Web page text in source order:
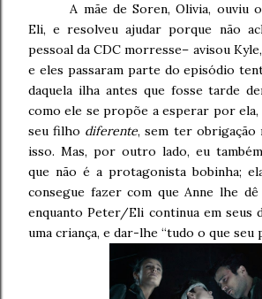
A mãe de Soren, Olivia, ouviu
Eli, e resolveu ajudar porque não
pessoal da CDC morresse– avisou
e eles passaram parte do episódio
daquela ilha antes que fosse tarde
como ele se propõe a esperar por ela,
seu filho diferente, sem ter obrigação
isso. Mas, por outro lado, eu
que não é a protagonista bobinha;
consegue fazer com que Anne lhe
enquanto Peter/Eli continua em seus
uma criança, e dar-lhe “tudo o que seu